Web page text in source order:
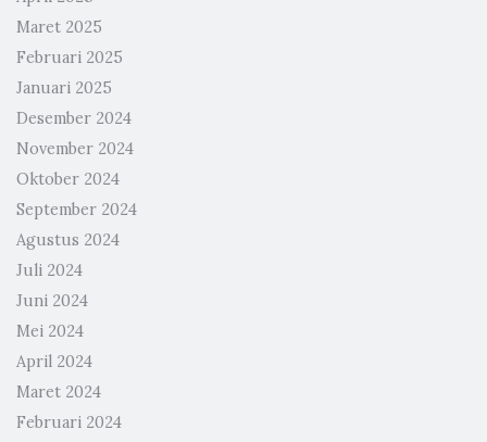
Maret 2025
Februari 2025
Januari 2025
Desember 2024
November 2024
Oktober 2024
September 2024
Agustus 2024
Juli 2024
Juni 2024
Mei 2024
April 2024
Maret 2024
Februari 2024